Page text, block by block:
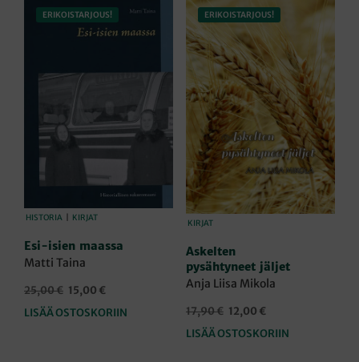
ERIKOISTARJOUS!
HISTORIA KIRJAT
Esi-isien maassa
Matti Taina
25,00€ Alkuperäinen
hinta
oli:
15,00 €Nykyinen
hinta
on:
LISÄÄ OSTOSKORIIN
ERIKOISTARJOUS!
KIRJAT
Askelten
pysähtyneet jäljet
Anja Liisa Mikola
17,90€ Alkuperäinen
oli:
12,00 €Nykyinen
on:
LISÄÄ OSTOSKORIIN